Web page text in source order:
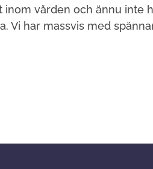
inom vården och ännu inte
Vi har massvis med